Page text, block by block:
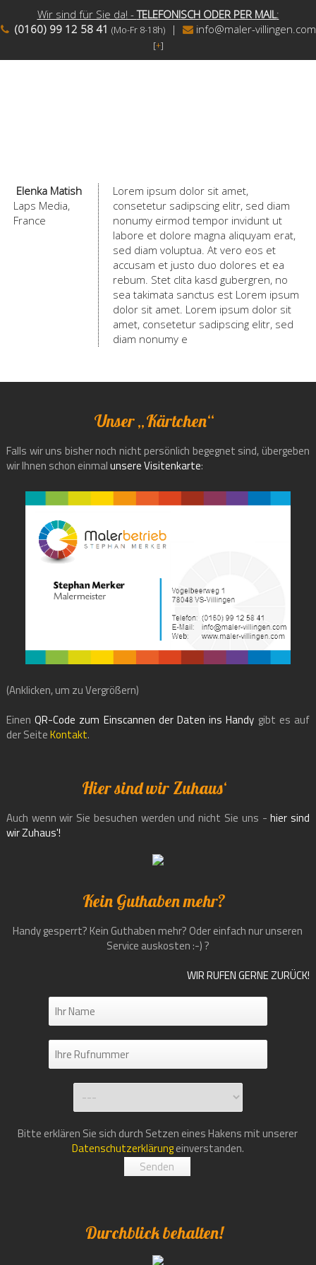
Wir sind für Sie da! -TELEFONISCH ODER PER MAIL:
(0160) 99 12 58 41 (Mo-Fr 8-18h)| info@maler-villingen.com
[+]
Elenka Matish
Laps Media,
France
Lorem ipsum dolor sit amet,
consetetur sadipscing elitr, sed diam
nonumy eirmod tempor invidunt ut
labore et dolore magna aliquyam erat,
sed diam voluptua. At vero eos et
accusam et justo duo dolores et ea
rebum. Stet clita kasd gubergren, no
sea takimata sanctus est Lorem ipsum
dolor sit amet. Lorem ipsum dolor sit
amet, consetetur sadipscing elitr, sed
diam nonumy e
Unser „Kärtchen“
Falls wir uns bisher noch nicht persönlich begegnet sind, übergeben
wir Ihnen schon einmalunsere Visitenkarte:
(Anklicken, um zu Vergrößern)
EinenQR-Code zum Einscannen der Daten ins Handy gibt es auf
der SeiteKontakt.
Hier sind wir Zuhaus‘
Auch wenn wir Sie besuchen werden und nicht Sie uns -hier sind
wir Zuhaus'!
Kein Guthaben mehr?
Handy gesperrt? Kein Guthaben mehr? Oder einfach nur unseren
Service auskosten :-) ?
WIR RUFEN GERNE ZURÜCK!
Bitte erklären Sie sich durch Setzen eines Hakens mit unserer
Datenschutzerklärungeinverstanden.
Durchblick behalten!